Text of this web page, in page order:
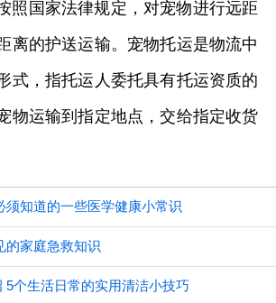
照国家法律规定，对宠物进行远距
离的护送运输。宠物托运是物流中
式，指托运人委托具有托运资质的
物运输到指定地点，交给指定收货
须知道的一些医学健康小常识
的家庭急救知识
5个生活日常的实用清洁小技巧